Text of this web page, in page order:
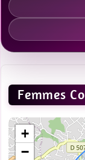
Femmes
+
−